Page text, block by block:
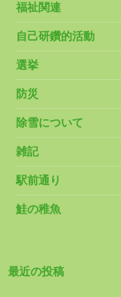
福祉関連
自己研鑽的活動
選挙
防災
除雪について
雑記
駅前通り
鮭の稚魚
最近の投稿